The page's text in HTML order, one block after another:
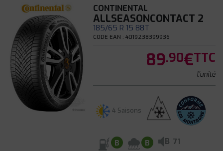
CONTINENTAL
ALLSEASONCONTACT 2
185/65 R 15 88T
CODE EAN : 4019238399936
89.90€TTC
l'unité
4 Saisons
B B B 71